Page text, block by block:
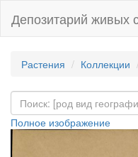
Депозитарий живых
Растения Коллекции
Полное изображение